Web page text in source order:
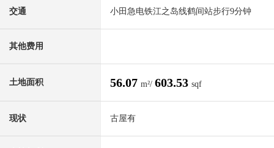
交通 小田急电铁江之岛线鹤间站步行9分钟
其他费用
土地面积 56.07 m²/ 603.53 sqf
现状 古屋有